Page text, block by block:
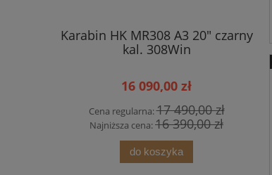
Karabin HK MR308 A3 20" czarny
kal. 308Win
16 090,00 zł
Cena regularna:17 490,00 zł
Najniższa cena:16 390,00 zł
do koszyka